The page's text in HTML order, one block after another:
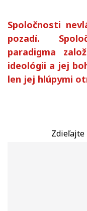
Spoločnosti
pozadí.
paradigma
ideológii a jej
len jej hlúpymi
Zdieľajte